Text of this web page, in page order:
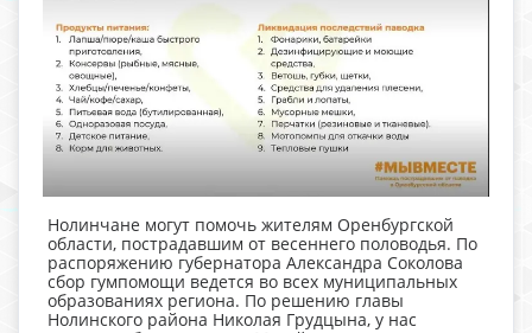
Нолинчане могут помочь жителям Оренбургской
области, пострадавшим от весеннего половодья. По
распоряжению губернатора Александра Соколова
сбор гумпомощи ведется во всех муниципальных
образованиях региона. По решению главы
Нолинского района Николая Грудцына, у нас